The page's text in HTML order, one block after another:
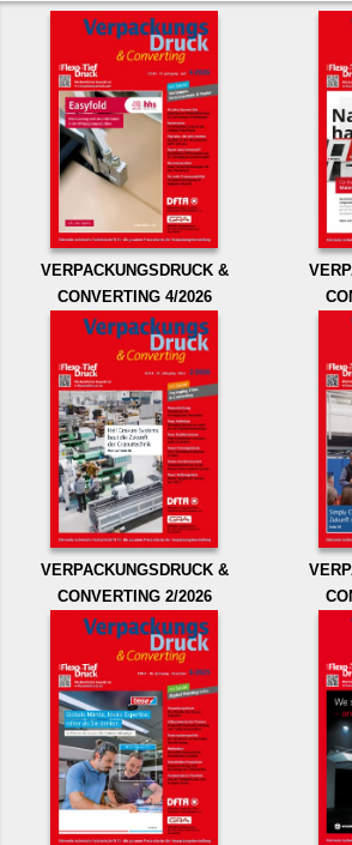
VERPACKUNGSDRUCK &
CONVERTING 4/2026
VERPACKUNGSDRUCK &
CONVERTING 2/2026